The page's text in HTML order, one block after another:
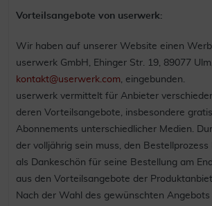
Vorteilsangebote von userwerk:
Wir haben auf unserer Website einen
userwerk GmbH, Ehinger Str. 19, 89077
kontakt@userwerk.com, eingebunden.
userwerk vermittelt für Anbieter
deren Vorteilsangebote, insbesondere
Abonnements unterschiedlicher Medien.
der volljährig sein muss, den Bestellprozess
als Dankeschön für seine Bestellung am
aus den Vorteilsangebote der
Nach der Wahl des gewünschten